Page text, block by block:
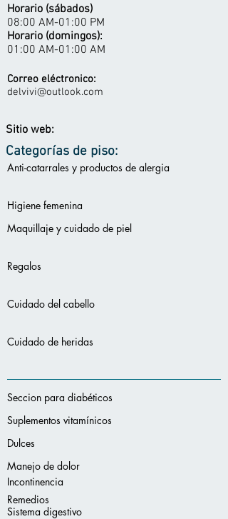
Horario (sábados)
08:00 AM-01:00 PM
Horario (domingos):
01:00 AM-01:00 AM
Correo eléctronico:
delvivi@outlook.com
Sitio web:
Categorías de piso:
Anti-catarrales y productos de alergia
Higiene femenina
Maquillaje y cuidado de piel
Regalos
Cuidado del cabello
Cuidado de heridas
Seccion para diabéticos
Suplementos vitamínicos
Dulces
Manejo de dolor
Incontinencia
Remedios
Sistema digestivo